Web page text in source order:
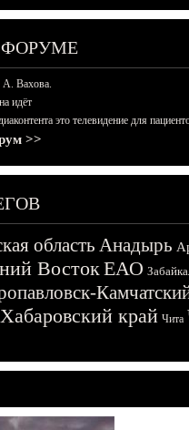
А. Вахова.
идёт
это телевидение для
>>
область Анадырь
ВостокЕАО
Хабаровский край Чита